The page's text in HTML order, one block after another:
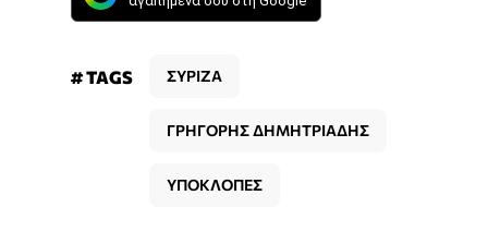
# TAGS ΣΥΡΙΖΑ
ΓΡΗΓΟΡΗΣ ΔΗΜΗΤΡΙΑΔΗΣ
ΥΠΟΚΛΟΠΕΣ